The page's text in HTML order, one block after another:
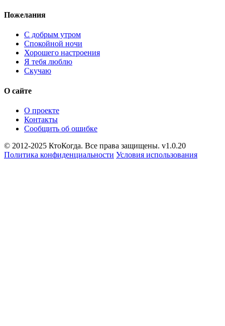
Пожелания
С добрым утром
Спокойной ночи
Хорошего настроения
Я тебя люблю
Скучаю
О сайте
О проекте
Контакты
Сообщить об ошибке
© 2012-2025 КтоКогда. Все права защищены. v1.0.20
Политика конфиденциальности Условия использования